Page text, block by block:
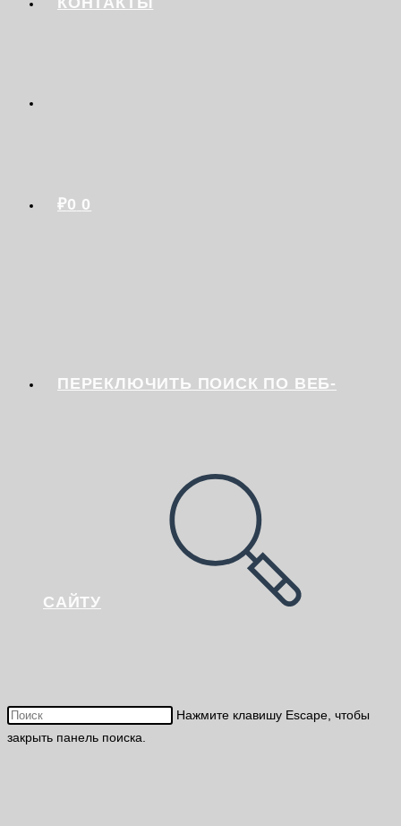
₽0 0
ПЕРЕКЛЮЧИТЬ ПОИСК ПО ВЕБ-
САЙТУ
Нажмите клавишу Escape, чтобы
закрыть панель поиска.